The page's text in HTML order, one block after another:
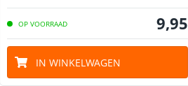
OP VOORRAAD 9,95
IN WINKELWAGEN